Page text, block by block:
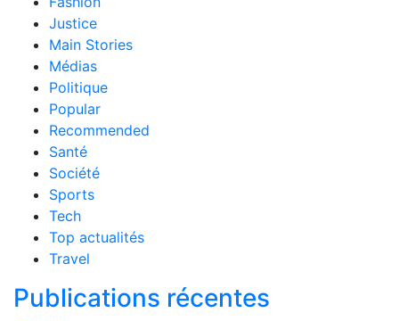
Justice
Main Stories
Médias
Politique
Popular
Recommended
Santé
Société
Sports
Tech
Top actualités
Travel
Publications récentes